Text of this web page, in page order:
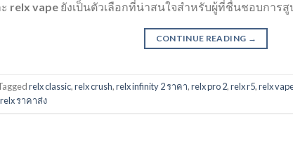
relx vape ยังเป็นตัวเลือกที่น่าสนใจสำหรับผู้ที่ชื่นชอบการ
CONTINUE READING →
relx classic,relx crush,relx infinity 2 ราคา,relx pro 2,relx r5,relx
ราคาส่ง